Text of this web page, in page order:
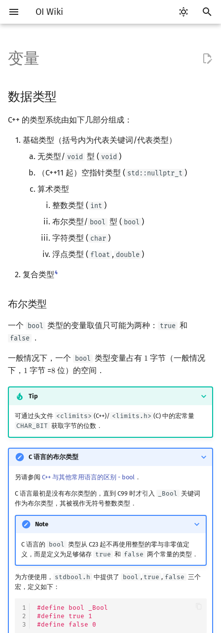
OI Wiki
以
始
搜
Getting Started
关于本项目
如何参与
OI Wiki 不是什么
数学符号表
镜像站列表
比赛相关简介
赛事
题型
学习路线 常见技巧
工具软件简介
代码编辑工具
Atom
CLion
Sublime Text
Code::Blocks
评测工具
CCR Plus
命令行
编译器
WSL (Windows 10)
Special Judge
Validator
OJ 工具
LaTeX 入门
Git
数据类型
布尔类型
整数类型
字符类型
无类型
空指针类型
定宽整数类型
整数提升
浮点提升
数值转换
浮点转换
浮点整数转换
布尔转换
定义变量
变量作用域
常量
参考资料与注释
分支
循环
数组
结构体
联合体
指针
C++ 标准库简介
STL 容器
关联式容器
STL 算法
bitset
类
命名空间
值类别
重载运算符
新版 C++ 特性
Lambda 表达式
算法基础简介
复杂度
枚举
模拟 插入排序
堆排序
Tim 排序
排序应用
前缀和 & 差分
构造
搜索部分简介
DFS（搜索）
BFS（搜索）
双向搜索
迭代加深搜索
Alpha–Beta 剪枝
优化
动态规划部分简介
动态规划基础
记忆化搜索
背包 DP
DAG 上的 DP
计数 DP
动态 DP
概率 DP
DP 优化
四边形不等式优化
其它 DP 方法
字符串部分简介
字符串基础
标准库
字符串匹配
字典树 (Trie)
前缀函数与 KMP 算法
Boyer–Moore 算法
Z 函数（扩展 KMP）
后缀数组 (SA)
后缀自动机 (SAM)
后缀平衡树
后缀树
Manacher
回文树
序列自动机
最小表示法
Lyndon 分解
Main–Lorentz 算法
数学部分简介
布尔代数
数字系统
格雷码
位操作
高精度计算
置换和排列
弧度制与坐标系
数论
最大公约数
费马小定理 & 欧拉定理
升幂引理
卢卡斯定理
阶 & 原根
离散对数
数论分块
狄利克雷卷积
多项式与生成函数
快速数论变换
多项式初等函数
Lagrange 反演
普通生成函数
组合数学
斐波那契数列
伯努利数
范德蒙德卷积
图论计数
矩阵
线性映射
线性规划
抽象代数
域论
概率论
随机变量的数字特征
博弈论
非公平组合游戏
数值算法
牛顿迭代法
序理论
杨氏矩阵
拟阵
数据结构部分简介
栈
队列
链表
并查集
左偏树
块状数据结构
树分块
ST 表
树状数组
线段树
猫树
值
二叉搜索树 & 平衡树
WBLT
红黑树
跳表
可持久化数据结构
可持久化平衡树
树套树
树状数组套权值线段树
K-D Tree
动态树
Top Tree
析合树
PQ 树
霍夫曼树
图论部分简介
图论相关概念
图的存储
DFS（图论）
树上问题
树的重心
树分治
树上随机游走
同余最短路
斯坦纳树
拆点
连通性相关
圆方树
最小环
2-SAT
欧拉图
哈密顿图
二分图
平面图
弦图
图的着色
费用流
图的匹配
一般图最大匹配
计算几何部分简介
二维计算几何基础
三维计算几何基础
距离
三角剖分
平面最近点对
随机增量法
反演变换
杂项简介
离散化
双指针
离线算法 莫队算法
随机化
模拟退火
有限状态自动机
计算理论基础
约瑟夫问题
表达式求值
在一台机器上规划任务
Garsia–Wachs 算法
15-puzzle
Kahan 求和
珂朵莉树/颜色段均摊
空间优化简介
RMQ
并查集应用
括号序列
线段树与离线询问
变量
数据类型
C++ 的类型系统由如下几部分组成：
基础类型（括号内为代表关键词/代表类型）
无类型/ void 型 ( void )
（C++11 起）空指针类型 ( std::nullptr_t )
算术类型
整数类型 ( int )
布尔类型/ bool 型 ( bool )
字符类型 ( char )
浮点类型 ( float , double )
复合类型4
布尔类型
一个 bool 类型的变量取值只可能为两种： true 和
false ．
一般情况下，一个 bool 类型变量占有 1
1 字节（一般情况
下， 1
1 字节 =8
8 位）的空间．
Tip
可通过头文件 <climits> (C++)/ <limits.h> (C) 中的宏常量
CHAR_BIT 获取字节的位数．
C 语言的布尔类型
另请参阅 C++ 与其他常用语言的区别 - bool．
C 语言最初是没有布尔类型的，直到 C99 时才引入 _Bool
关键词
作为布尔类型，其被视作无符号整数类型．
Note
C 语言的 bool
类型从 C23 起不再使用整型的零与非零值定
义，而是定义为足够储存 true 和 false 两个常量的类型．
为方便使用， stdbool.h 中提供了 bool , true , false 三个
宏，定义如下：
1
2
3
#define bool _Bool
#define true 1
#define false 0